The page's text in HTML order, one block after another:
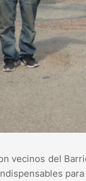
vecinos del